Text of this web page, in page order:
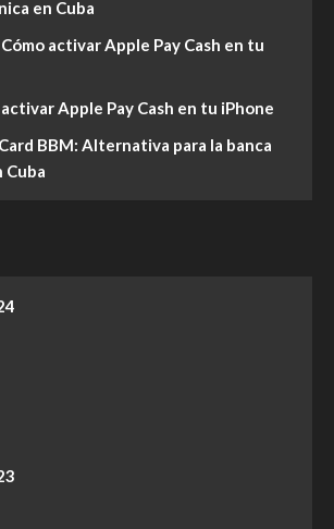
en Cuba
Cómo activar Apple Pay Cash en tu
Apple Pay Cash en tu iPhone
BBM: Alternativa para la banca